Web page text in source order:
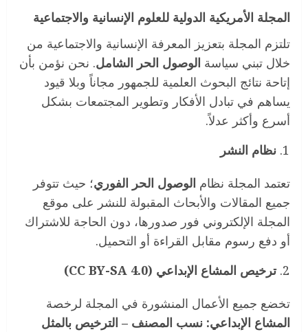
المجلة الأمريكية الدولية للعلوم الإنسانية والاجتماعية
تلتزم المجلة بتعزيز المعرفة الإنسانية والاجتماعية من
خلال تبني سياسة الوصول الحر الشامل. نحن نؤمن بأن
إتاحة نتائج البحوث العلمية للجمهور مجاناً وبلا قيود
يساهم في تبادل الأفكار وتطوير المجتمعات بشكل
أسرع وأكثر عدلاً.
نظام النشر
تعتمد المجلة نظام الوصول الحر الفوري؛ حيث تتوفر
جميع المقالات والأبحاث المقبولة للنشر على موقع
المجلة الإلكتروني فور صدورها، دون الحاجة للاشتراك
أو دفع رسوم مقابل القراءة أو التحميل.
ترخيص المشاع الإبداعي (CC BY-SA 4.0)
تخضع جميع الأعمال المنشورة في المجلة لرخصة
المشاع الإبداعي: نسب المصنف – الترخيص بالمثل